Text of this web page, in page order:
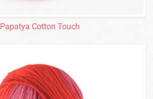
Papatya Cotton Touch